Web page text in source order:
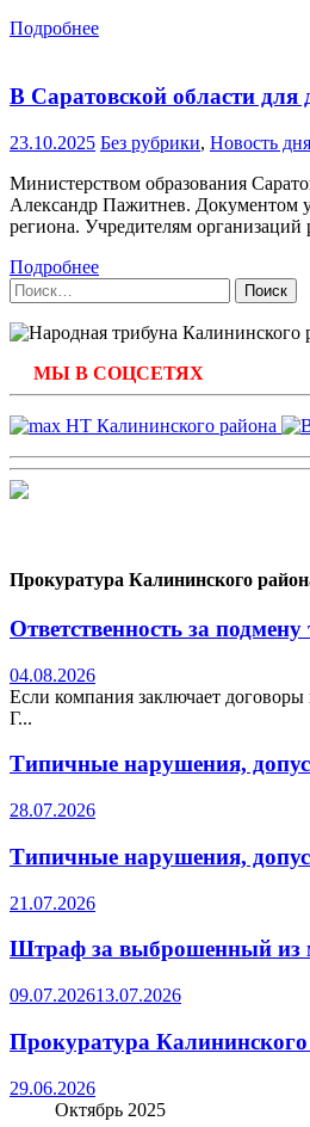
Подробнее
В Саратовской области для
23.10.2025 Без рубрики, Новость дня
Министерством образования
Александр Пажитнев. Документом
региона. Учредителям
Подробнее
Найти:
МЫ В СОЦСЕТЯХ
Прокуратура Калининского
Ответственность за
04.08.2026
Если компания заключает
Г...
Типичные нарушения,
28.07.2026
Типичные нарушения,
21.07.2026
Штраф за выброшенный из
09.07.202613.07.2026
Прокуратура Калининского
29.06.2026
Октябрь 2025